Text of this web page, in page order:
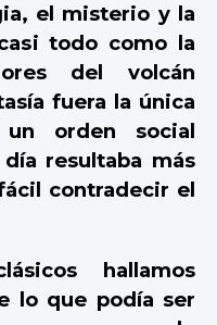
el misterio y la
todo como la
del volcán
fuera la única
orden social
resultaba más
contradecir el
hallamos
lo que podía ser